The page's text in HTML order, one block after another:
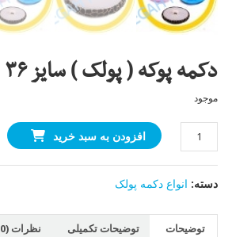
دکمه پوکه ( پولک ) سایز ۳۶
موجود
دکمه
پوکه
(
پولک
افزودن به سبد خرید
دسته: انواع دکمه پولک
توضیحات توضیحات تکمیلی نظرات (0)